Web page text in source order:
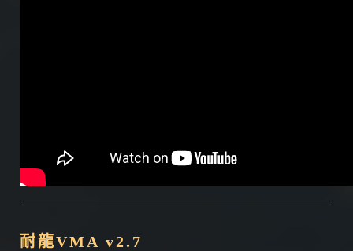
耐龍VMA v2.7